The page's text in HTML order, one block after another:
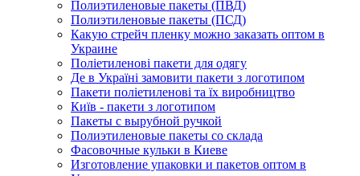
Полиэтиленовые пакеты (ПВД)
Полиэтиленовые пакеты (ПСД)
Какую стрейч пленку можно заказать оптом в
Украине
Поліетиленові пакети для одягу
Де в Україні замовити пакети з логотипом
Пакети поліетиленові та їх виробництво
Київ - пакети з логотипом
Пакеты с вырубной ручкой
Полиэтиленовые пакеты со склада
Фасовочные кульки в Киеве
Изготовление упаковки и пакетов оптом в